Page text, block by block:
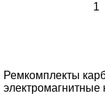
1
Ремкомплекты
электромагнитные